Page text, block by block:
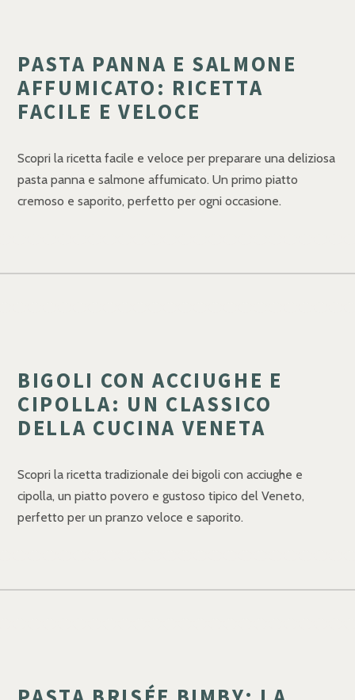
PASTA PANNA E SALMONE
AFFUMICATO: RICETTA
FACILE E VELOCE
Scopri la ricetta facile e veloce per preparare una deliziosa
pasta panna e salmone affumicato. Un primo piatto
cremoso e saporito, perfetto per ogni occasione.
BIGOLI CON ACCIUGHE E
CIPOLLA: UN CLASSICO
DELLA CUCINA VENETA
Scopri la ricetta tradizionale dei bigoli con acciughe e
cipolla, un piatto povero e gustoso tipico del Veneto,
perfetto per un pranzo veloce e saporito.